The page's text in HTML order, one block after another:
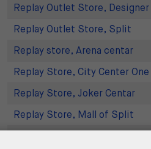
Replay Outlet Store,
Replay Outlet Store, Split
Replay store, Arena centar
Replay Store, City Center One
Replay Store, Joker Centar
Replay Store, Mall of Split